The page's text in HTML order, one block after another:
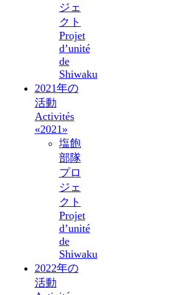
ジェ
クト
Projet
d’unité
de
Shiwaku
2021年の
活動
Activités
«2021»
塩飽
部隊
プロ
ジェ
クト
Projet
d’unité
de
Shiwaku
2022年の
活動